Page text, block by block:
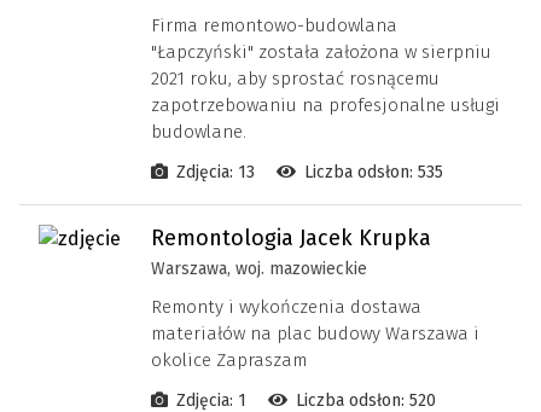
Firma remontowo-budowlana
"Łapczyński" została założona w sierpniu
2021 roku, aby sprostać rosnącemu
zapotrzebowaniu na profesjonalne usługi
budowlane.
Zdjęcia: 13 Liczba odsłon: 535
Remontologia Jacek Krupka
Warszawa, woj. mazowieckie
Remonty i wykończenia dostawa
materiałów na plac budowy Warszawa i
okolice Zapraszam
Zdjęcia: 1 Liczba odsłon: 520